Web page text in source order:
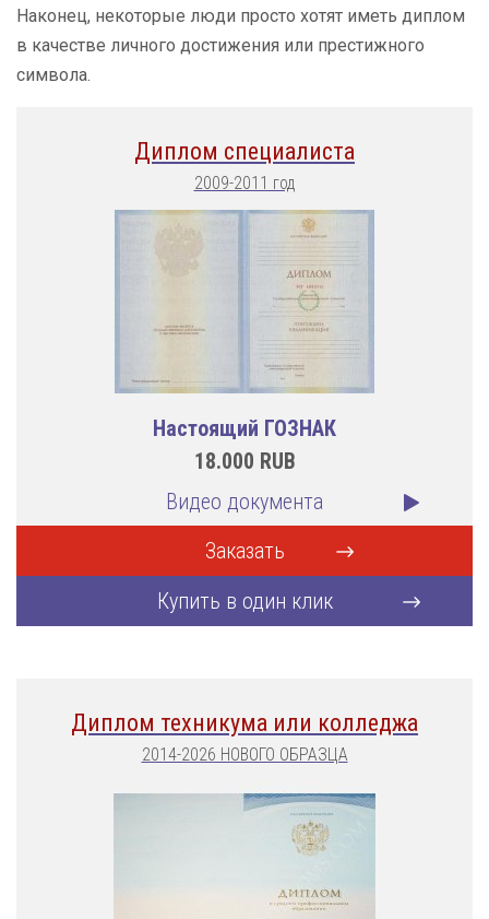
Наконец, некоторые люди просто хотят иметь диплом
в качестве личного достижения или престижного
символа.
Диплом специалиста
2009-2011 год
Настоящий ГОЗНАК
18.000 RUB
Видео документа
Заказать
Купить в один клик
Диплом техникума или колледжа
2014-2026 НОВОГО ОБРАЗЦА